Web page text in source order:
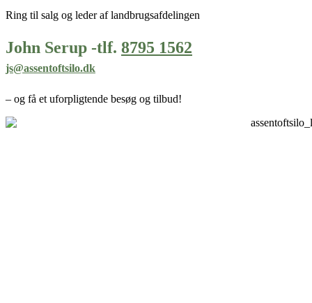
Ring til salg og leder af landbrugsafdelingen
John Serup -tlf. 8795 1562
js@assentoftsilo.dk
– og få et uforpligtende besøg og tilbud!